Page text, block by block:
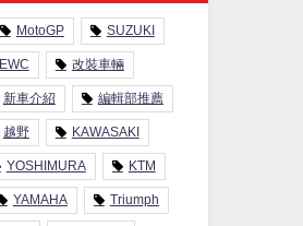
MotoGP SUZUKI
EWC 改裝車輛
新車介紹 編輯部推薦
越野 KAWASAKI
YOSHIMURA KTM
YAMAHA Triumph